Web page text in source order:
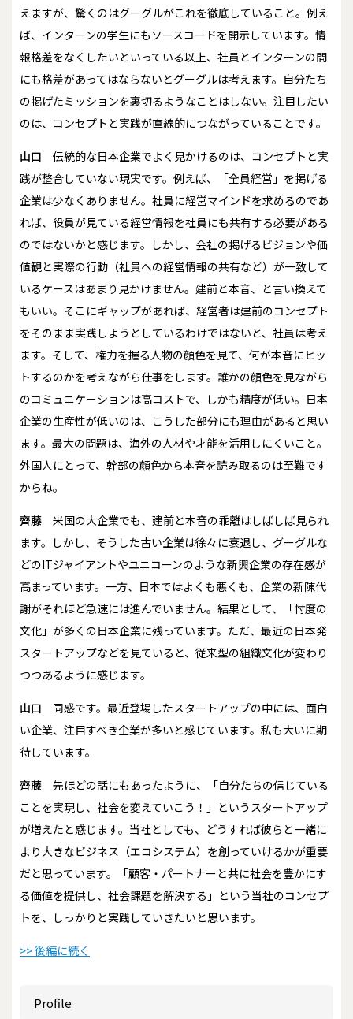
えますが、驚くのはグーグルがこれを徹底していること。例え
ば、インターンの学生にもソースコードを開示しています。情
報格差をなくしたいといっている以上、社員とインターンの間
にも格差があってはならないとグーグルは考えます。自分たち
の掲げたミッションを裏切るようなことはしない。注目したい
のは、コンセプトと実践が直線的につながっていることです。
山口 伝統的な日本企業でよく見かけるのは、コンセプトと実
践が整合していない現実です。例えば、「全員経営」を掲げる
企業は少なくありません。社員に経営マインドを求めるのであ
れば、役員が見ている経営情報を社員にも共有する必要がある
のではないかと感じます。しかし、会社の掲げるビジョンや価
値観と実際の行動（社員への経営情報の共有など）が一致して
いるケースはあまり見かけません。建前と本音、と言い換えて
もいい。そこにギャップがあれば、経営者は建前のコンセプト
をそのまま実践しようとしているわけではないと、社員は考え
ます。そして、権力を握る人物の顔色を見て、何が本音にヒッ
トするのかを考えながら仕事をします。誰かの顔色を見ながら
のコミュニケーションは高コストで、しかも精度が低い。日本
企業の生産性が低いのは、こうした部分にも理由があると思い
ます。最大の問題は、海外の人材や才能を活用しにくいこと。
外国人にとって、幹部の顔色から本音を読み取るのは至難です
からね。
齊藤 米国の大企業でも、建前と本音の乖離はしばしば見られ
ます。しかし、そうした古い企業は徐々に衰退し、グーグルな
どのITジャイアントやユニコーンのような新興企業の存在感が
高まっています。一方、日本ではよくも悪くも、企業の新陳代
謝がそれほど急速には進んでいません。結果として、「忖度の
文化」が多くの日本企業に残っています。ただ、最近の日本発
スタートアップなどを見ていると、従来型の組織文化が変わり
つつあるように感じます。
山口 同感です。最近登場したスタートアップの中には、面白
い企業、注目すべき企業が多いと感じています。私も大いに期
待しています。
齊藤 先ほどの話にもあったように、「自分たちの信じている
ことを実現し、社会を変えていこう！」というスタートアップ
が増えたと感じます。当社としても、どうすれば彼らと一緒に
より大きなビジネス（エコシステム）を創っていけるかが重要
だと思っています。「顧客・パートナーと共に社会を豊かにす
る価値を提供し、社会課題を解決する」という当社のコンセプ
トを、しっかりと実践していきたいと思います。
>> 後編に続く
Profile